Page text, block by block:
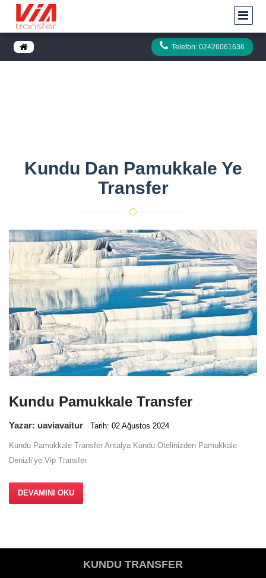
Telefon: 02426061636
Kundu Dan Pamukkale Ye
Transfer
Kundu Pamukkale Transfer
Yazar: uaviavaitur Tarih: 02 Ağustos 2024
Kundu Pamukkale Transfer Antalya Kundu Otelinizden Pamukkale
Denizli’ye Vip Transfer
DEVAMINI OKU
KUNDU TRANSFER